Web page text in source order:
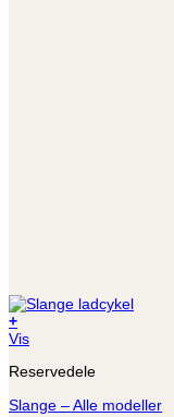
+
Dette
har
varianter.
Vis
Reservedele
Slange – Alle modeller